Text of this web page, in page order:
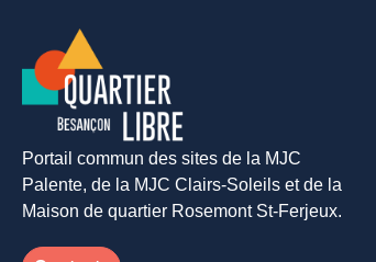
Portail commun des sites de la MJC
Palente, de la MJC Clairs-Soleils et de la
Maison de quartier Rosemont St-Ferjeux.